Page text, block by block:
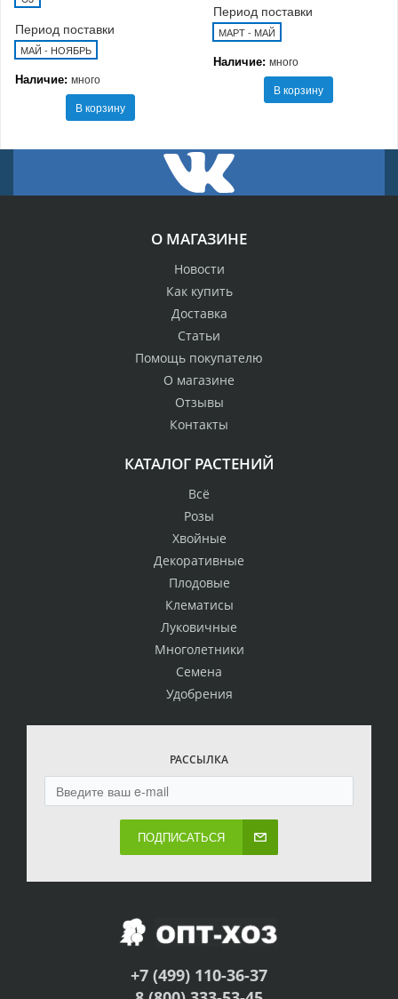
Период поставки
МАЙ - НОЯБРЬ
Наличие: много
В корзину
Период поставки
МАРТ - МАЙ
Наличие: много
В корзину
О МАГАЗИНЕ
Новости
Как купить
Доставка
Статьи
Помощь покупателю
О магазине
Отзывы
Контакты
КАТАЛОГ РАСТЕНИЙ
Всё
Розы
Хвойные
Декоративные
Плодовые
Клематисы
Луковичные
Многолетники
Семена
Удобрения
РАССЫЛКА
ПОДПИСАТЬСЯ
+7 (499) 110-36-37